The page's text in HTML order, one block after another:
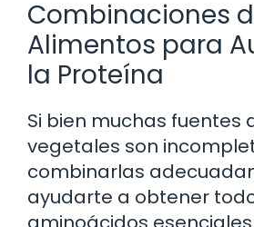
Combinaciones
Alimentos para
la Proteína
Si bien muchas fuentes
vegetales son
combinarlas
ayudarte a obtener